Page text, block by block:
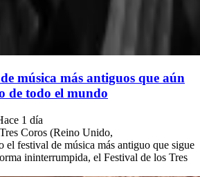
música más antiguos que aún
de todo el mundo
1 día
Coros (Reino Unido,
el festival de música más antiguo que sigue
ininterrumpida, el Festival de los Tres